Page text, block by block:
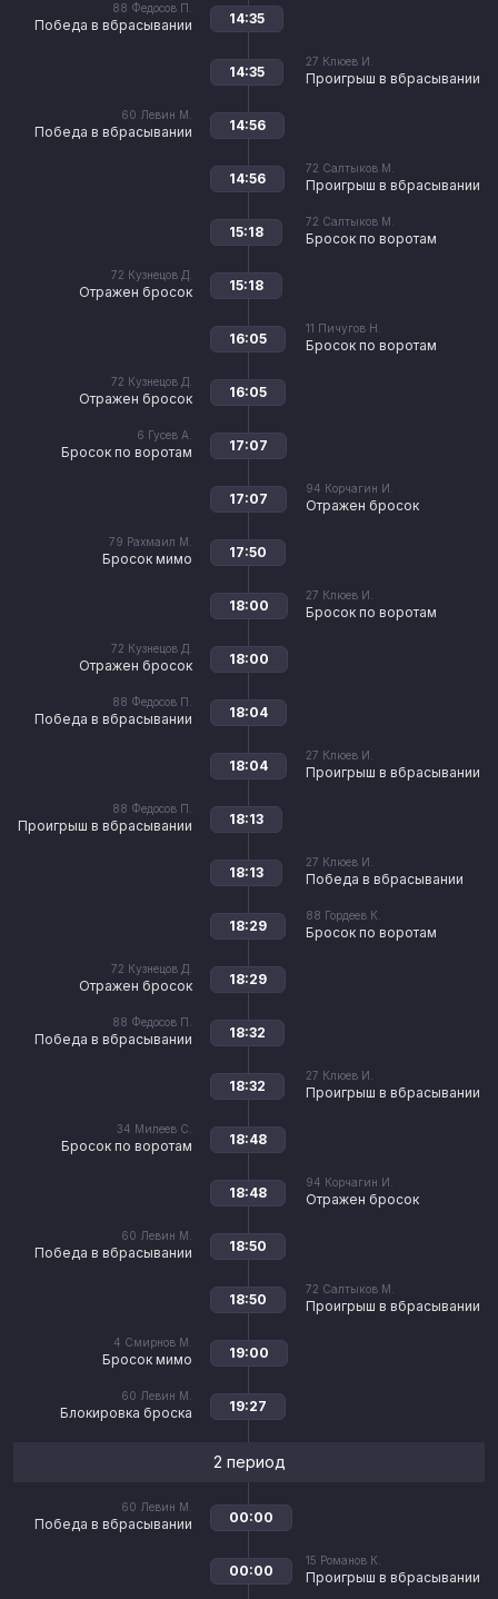
88 Федосов П.
Победа в вбрасывании 14:35
27 Клюев И.
Проигрыш в вбрасывании
14:35
60 Левин М.
Победа в вбрасывании 14:56
72 Салтыков М.
Проигрыш в вбрасывании
14:56
72 Салтыков М.
Бросок по воротам
15:18
72 Кузнецов Д.
Отражен бросок 15:18
11 Пичугов Н.
Бросок по воротам
16:05
72 Кузнецов Д.
Отражен бросок 16:05
6 Гусев А.
Бросок по воротам 17:07
94 Корчагин И.
Отражен бросок
17:07
79 Рахмаил М.
Бросок мимо 17:50
27 Клюев И.
Бросок по воротам
18:00
72 Кузнецов Д.
Отражен бросок 18:00
88 Федосов П.
Победа в вбрасывании 18:04
27 Клюев И.
Проигрыш в вбрасывании
18:04
88 Федосов П.
Проигрыш в вбрасывании 18:13
27 Клюев И.
Победа в вбрасывании
18:13
88 Гордеев К.
Бросок по воротам
18:29
72 Кузнецов Д.
Отражен бросок 18:29
88 Федосов П.
Победа в вбрасывании 18:32
27 Клюев И.
Проигрыш в вбрасывании
18:32
34 Милеев С.
Бросок по воротам 18:48
94 Корчагин И.
Отражен бросок
18:48
60 Левин М.
Победа в вбрасывании 18:50
72 Салтыков М.
Проигрыш в вбрасывании
18:50
4 Смирнов М.
Бросок мимо 19:00
60 Левин М.
Блокировка броска 19:27
2 период
60 Левин М.
Победа в вбрасывании 00:00
15 Романов К.
Проигрыш в вбрасывании
00:00